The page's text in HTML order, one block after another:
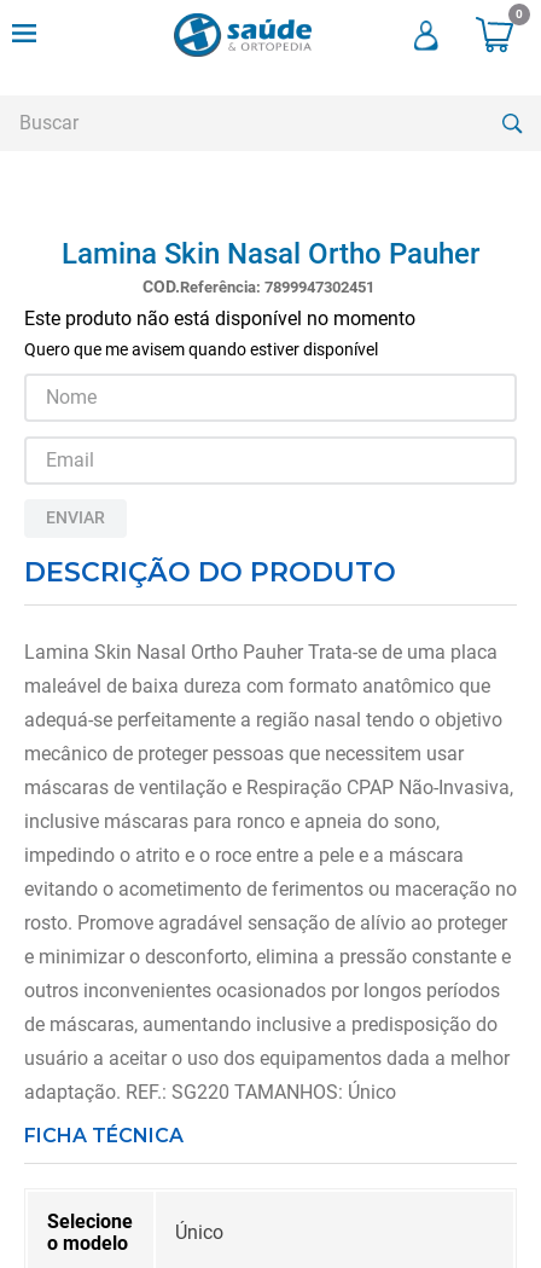
0
Lamina Skin Nasal Ortho Pauher
Referência: 7899947302451
Este produto não está disponível no momento
Quero que me avisem quando estiver disponível
ENVIAR
DESCRIÇÃO DO PRODUTO
Lamina Skin Nasal Ortho Pauher Trata-se de uma placa
maleável de baixa dureza com formato anatômico que
adequá-se perfeitamente a região nasal tendo o objetivo
mecânico de proteger pessoas que necessitem usar
máscaras de ventilação e Respiração CPAP Não-Invasiva,
inclusive máscaras para ronco e apneia do sono,
impedindo o atrito e o roce entre a pele e a máscara
evitando o acometimento de ferimentos ou maceração no
rosto. Promove agradável sensação de alívio ao proteger
e minimizar o desconforto, elimina a pressão constante e
outros inconvenientes ocasionados por longos períodos
de máscaras, aumentando inclusive a predisposição do
usuário a aceitar o uso dos equipamentos dada a melhor
adaptação. REF.: SG220 TAMANHOS: Único
FICHA TÉCNICA
Selecione
o modelo
Único
andadores
meia compressao
3º
cadeira rodas
4º
cadeira higienica
5º
tipoia
muleta
munique
imobilizador joelho